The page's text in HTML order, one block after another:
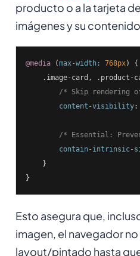
producto o a la tarjeta
imágenes y su
@media (max-width: 768px) {
.image-card , .product-
/* Skip rendering
content-visibility:
/* Essential:
contain-intrinsic-
    }
}
Esto asegura que,
imagen, el navegador
layout/pintado hasta